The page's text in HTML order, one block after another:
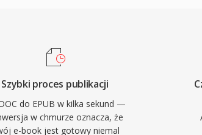
Szybki proces publikacji
do EPUB w kilka sekund —
w chmurze oznacza, że
e-book jest gotowy niemal